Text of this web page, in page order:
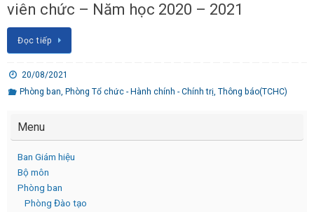
viên chức – Năm học 2020 – 2021
Đọc tiếp
20/08/2021
Phòng ban, Phòng Tổ chức - Hành chính - Chính trị, Thông báo(TCHC)
Menu
Ban Giám hiệu
Bộ môn
Phòng ban
Phòng Đào tạo